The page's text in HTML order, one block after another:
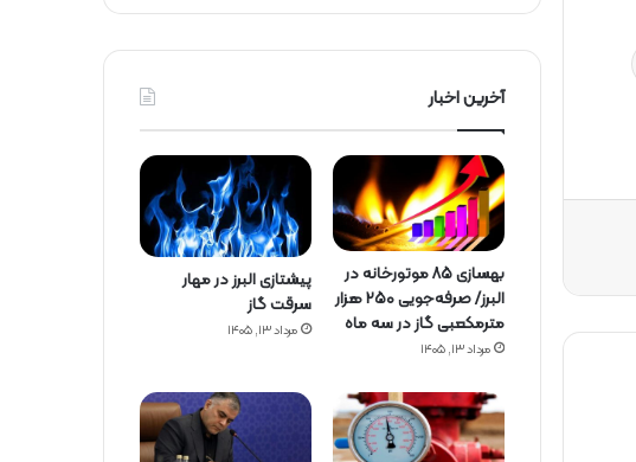
آخرین اخبار
بهسازی ۸۵ موتورخانه در
البرز/ صرفه‌جویی ۲۵۰ هزار
مترمکعبی گاز در سه ماه
مرداد ۱۳, ۱۴۰۵
پیشتازی البرز در مهار
سرقت گاز
مرداد ۱۳, ۱۴۰۵